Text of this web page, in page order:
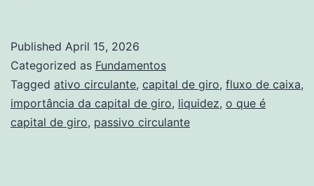
para
empresas:
impulsione
o
Published April 15, 2026
Categorized as Fundamentos
Tagged ativo circulante, capital de giro, fluxo de caixa,
importância da capital de giro, liquidez, o que é
capital de giro, passivo circulante